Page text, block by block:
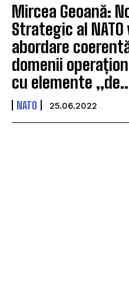
Mircea Geoană:
Strategic al
abordare
domenii
cu elemente
NATO 25.06.2022